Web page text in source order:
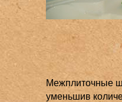
Межплиточные
уменьшив